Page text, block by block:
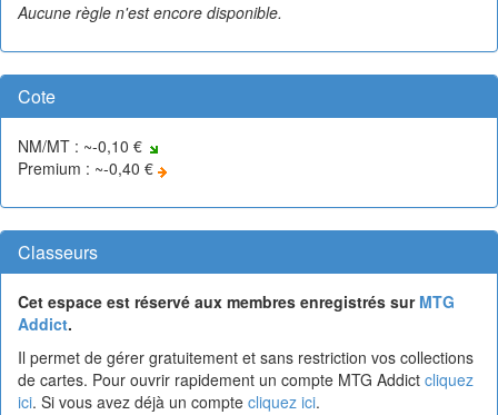
Aucune règle n'est encore disponible.
Cote
NM/MT : ~-0,10 €
Premium : ~-0,40 €
Classeurs
Cet espace est réservé aux membres enregistrés sur MTG
Addict.
Il permet de gérer gratuitement et sans restriction vos collections
de cartes. Pour ouvrir rapidement un compte MTG Addict cliquez
ici. Si vous avez déjà un compte cliquez ici.